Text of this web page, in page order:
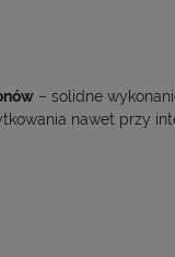
– solidne
nawet przy